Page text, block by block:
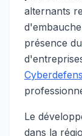
alternants
présence du
Le
dans la